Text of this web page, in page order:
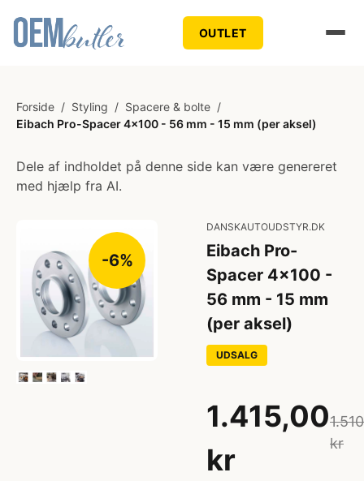
OUTLET
Forside / Styling / Spacere & bolte /
Eibach Pro-Spacer 4x100 - 56 mm - 15 mm (per aksel)
Dele af indholdet på denne side kan være genereret
med hjælp fra AI.
-6%
DANSKAUTOUDSTYR.DK
Eibach Pro-
Spacer 4x100 -
56 mm - 15 mm
(per aksel)
UDSALG
1.415,00
kr
kr